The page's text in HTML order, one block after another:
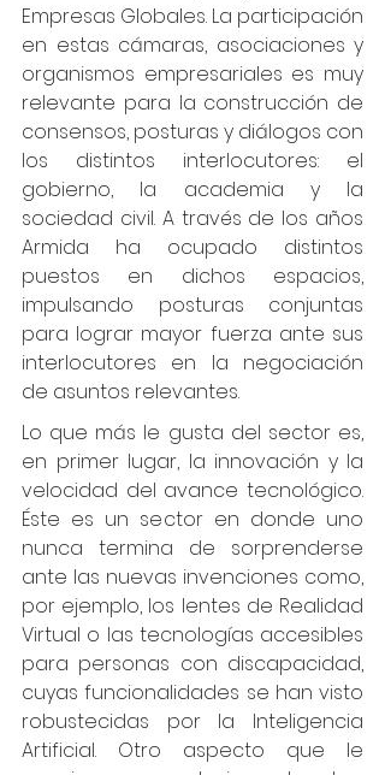
Empresas Globales. La participación
en estas cámaras, asociaciones y
organismos empresariales es muy
relevante para la construcción de
consensos, posturas y diálogos con
los distintos interlocutores: el
gobierno, la academia y la
sociedad civil. A través de los años
Armida ha ocupado distintos
puestos en dichos espacios,
impulsando posturas conjuntas
para lograr mayor fuerza ante sus
interlocutores en la negociación
de asuntos relevantes.
Lo que más le gusta del sector es,
en primer lugar, la innovación y la
velocidad del avance tecnológico.
Éste es un sector en donde uno
nunca termina de sorprenderse
ante las nuevas invenciones como,
por ejemplo, los lentes de Realidad
Virtual o las tecnologías accesibles
para personas con discapacidad,
cuyas funcionalidades se han visto
robustecidas por la Inteligencia
Artificial. Otro aspecto que le